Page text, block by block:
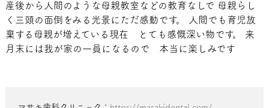
産後から人間のような母親教室などの教育なしで 母親らし
く三頭の面倒をみる光景にただ感動です。
人間でも育児放
棄する母親が増えている現在 とても感慨深い物です。 来
月末には我が家の一員になるので 本当に楽しみです